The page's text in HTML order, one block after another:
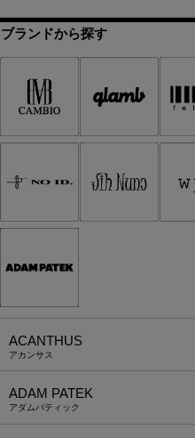
ブランドから探す
ACANTHUS
アカンサス
ADAM PATEK
アダムパティック